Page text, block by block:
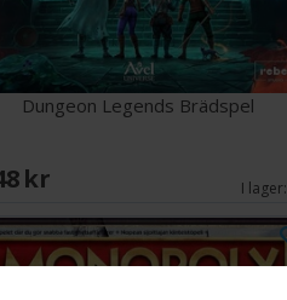
Dungeon Legends Brädspel
SEK I lager: